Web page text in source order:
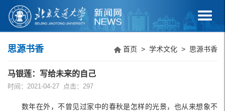
思源书香 首页 > 学术文化 > 思源书香
马银莲：写给未来的自己
时间：2021-04-27 点击： 297
数年在外，不曾见过家中的春秋是怎样的光景，也从来想象不